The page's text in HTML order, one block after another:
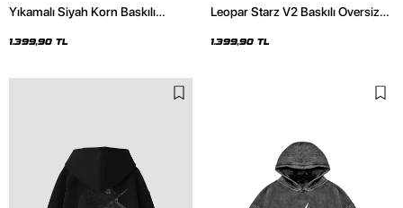
Yıkamalı Siyah Korn Baskılı
1.399,90 TL
Leopar Starz V2 Baskılı Oversize
Hoodie
1.399,90 TL